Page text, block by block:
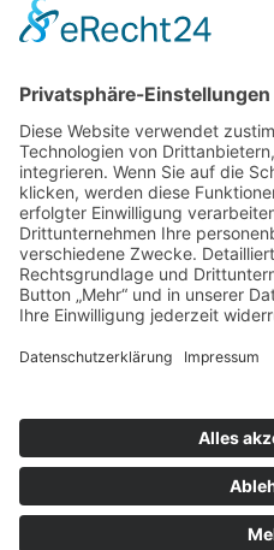
Impressum|